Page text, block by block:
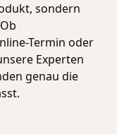
sondern
Termin oder
Experten
genau die